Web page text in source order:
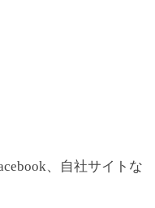
、自社サイトな